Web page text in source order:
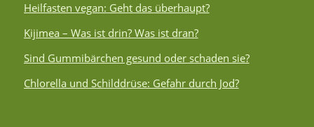
Heilfasten vegan: Geht das überhaupt?
Kijimea – Was ist drin? Was ist dran?
Sind Gummibärchen gesund oder schaden sie?
Chlorella und Schilddrüse: Gefahr durch Jod?